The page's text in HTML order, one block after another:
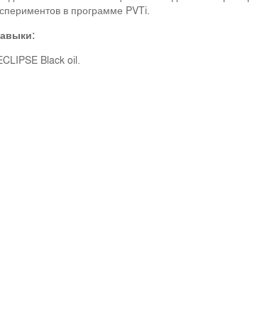
в программе PVTi.
Black oil.